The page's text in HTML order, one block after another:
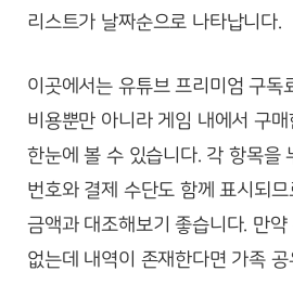
리스트가 날짜순으로 나타납니다.
이곳에서는 유튜브 프리미엄 구독
비용뿐만 아니라 게임 내에서 구매
한눈에 볼 수 있습니다. 각 항목을
번호와 결제 수단도 함께 표시되므
금액과 대조해보기 좋습니다. 만약
없는데 내역이 존재한다면 가족